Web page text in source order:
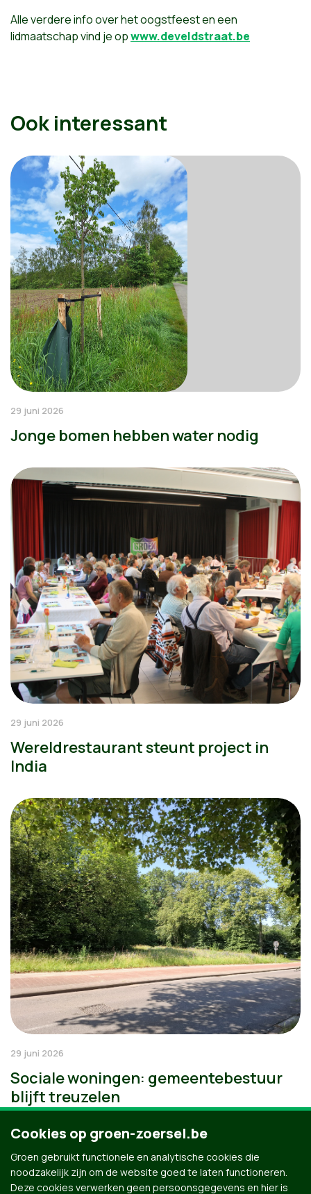
Alle verdere info over het oogstfeest en een
lidmaatschap vind je opwww.develdstraat.be
Ook interessant
29 juni 2026
Jonge bomen hebben water nodig
29 juni 2026
Wereldrestaurant steunt project in
India
29 juni 2026
Sociale woningen: gemeentebestuur
blijft treuzelen
Cookies op groen-zoersel.be
Groen gebruikt functionele en analytische cookies die
noodzakelijk zijn om de website goed te laten functioneren.
Deze cookies verwerken geen persoonsgegevens en hier is